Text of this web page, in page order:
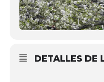
DETALLES DE